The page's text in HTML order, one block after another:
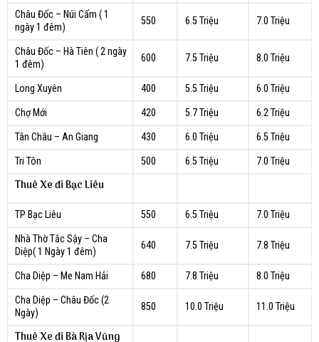
Châu Đốc – Núi Cấm ( 1
ngày 1 đêm)
550 6.5 Triệu 7.0 Triệu
Châu Đốc – Hà Tiên ( 2 ngày
1 đêm)
600 7.5 Triệu 8.0 Triệu
Long Xuyên 400 5.5 Triệu
6.0 Triệu
Chợ Mới
420 5.7 Triệu
6.2 Triệu
Tân Châu – An Giang
430 6.0 Triệu
6.5 Triệu
Tri Tôn
500 6.5 Triệu 7.0 Triệu
Thuê Xe đi Bạc Liêu
TP Bạc Liêu 550 6.5 Triệu
7.0 Triệu
Nhà Thờ Tắc Sậy – Cha
Diệp( 1 Ngày 1 đêm)
640 7.5 Triệu 7.8 Triệu
Cha Diệp – Me Nam Hải 680 7.8 Triệu
8.0 Triệu
Cha Diệp – Châu Đốc (2
Ngày)
850 10.0 Triệu 11.0 Triệu
Thuê Xe đi Bà Rịa Vũng